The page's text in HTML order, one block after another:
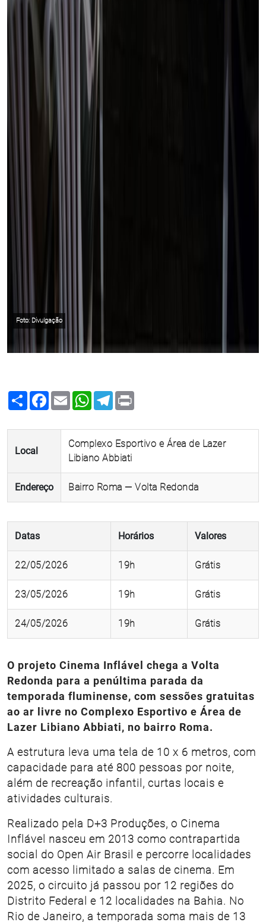
Foto: Divulgação
Share Facebook
Email WhatsApp
Telegram
Local
Complexo Esportivo e Área de Lazer
Libiano Abbiati
Endereço Bairro Roma — Volta Redonda
Datas Horários Valores
22/05/2026 19h Grátis
23/05/2026 19h Grátis
24/05/2026 19h Grátis
O projeto Cinema Inflável chega a Volta
Redonda para a penúltima parada da
temporada fluminense, com sessões gratuitas
ao ar livre no Complexo Esportivo e Área de
Lazer Libiano Abbiati, no bairro Roma.
A estrutura leva uma tela de 10 x 6 metros, com
capacidade para até 800 pessoas por noite,
além de recreação infantil, curtas locais e
atividades culturais.
Realizado pela D+3 Produções, o Cinema
Inflável nasceu em 2013 como contrapartida
social do Open Air Brasil e percorre localidades
com acesso limitado a salas de cinema. Em
2025, o circuito já passou por 12 regiões do
Distrito Federal e 12 localidades na Bahia. No
Rio de Janeiro, a temporada soma mais de 13